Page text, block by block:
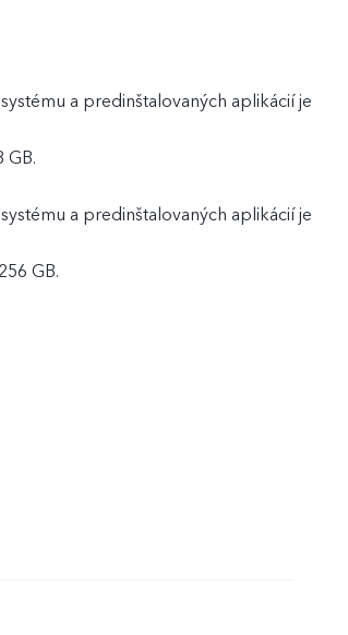
a predinštalovaných aplikácií je
GB.
a predinštalovaných aplikácií je
GB.